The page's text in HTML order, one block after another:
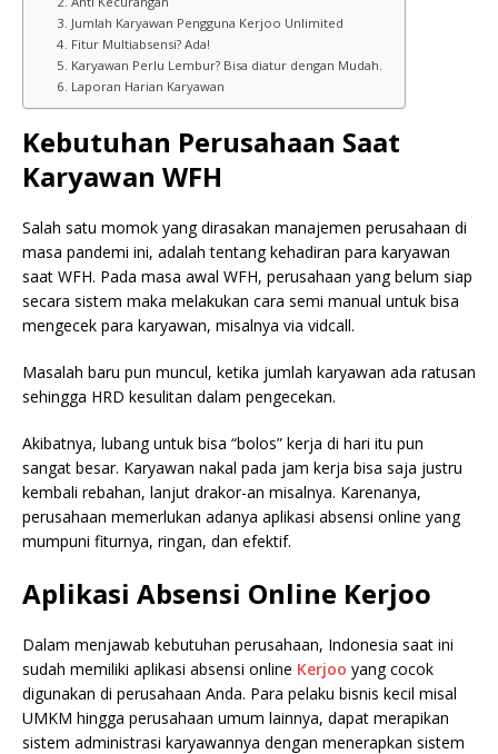
3. Jumlah Karyawan Pengguna Kerjoo Unlimited
4. Fitur Multiabsensi? Ada!
5. Karyawan Perlu Lembur? Bisa diatur dengan Mudah.
6. Laporan Harian Karyawan
Kebutuhan Perusahaan Saat
Karyawan WFH
Salah satu momok yang dirasakan manajemen perusahaan di
masa pandemi ini, adalah tentang kehadiran para karyawan
saat WFH. Pada masa awal WFH, perusahaan yang belum siap
secara sistem maka melakukan cara semi manual untuk bisa
mengecek para karyawan, misalnya via vidcall.
Masalah baru pun muncul, ketika jumlah karyawan ada ratusan
sehingga HRD kesulitan dalam pengecekan.
Akibatnya, lubang untuk bisa “bolos” kerja di hari itu pun
sangat besar. Karyawan nakal pada jam kerja bisa saja justru
kembali rebahan, lanjut drakor-an misalnya. Karenanya,
perusahaan memerlukan adanya aplikasi absensi online yang
mumpuni fiturnya, ringan, dan efektif.
Aplikasi Absensi Online Kerjoo
Dalam menjawab kebutuhan perusahaan, Indonesia saat ini
sudah memiliki aplikasi absensi online Kerjoo yang cocok
digunakan di perusahaan Anda. Para pelaku bisnis kecil misal
UMKM hingga perusahaan umum lainnya, dapat merapikan
sistem administrasi karyawannya dengan menerapkan sistem